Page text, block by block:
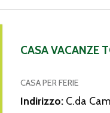
CASA VACANZE
CASA PER FERIE
Indirizzo: C.da